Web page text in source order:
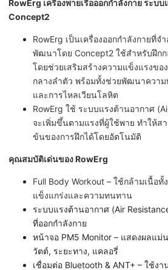
RowErg เครื่องพายเรือออกกำลังกาย ระบบ
Concept2
RowErg เป็นเครื่องออกกำลังกายที่จ
พัฒนาโดย Concept2 ใช้สำหรับฝึก
โดยช่วยเสริมสร้างความแข็งแรงข
กลางลำตัว พร้อมทั้งช่วยพัฒนาควา
และการไหลเวียนโลหิต
RowErg ใช้ ระบบแรงต้านอากาศ
จะเพิ่มขึ้นตามแรงที่ผู้ใช้พาย ทำให้ส
ข้นของการฝึกได้โดยอัตโนมัติ
คุณสมบัติเด่นของ RowErg
Full Body Workout – ใช้กล้ามเนื้อทั้
แข็งแกร่งและความทนทาน
ระบบแรงต้านอากาศ (Air
ที่ออกกำลังกาย
หน้าจอ PM5 Monitor – แสดงผลแม่
วัตต์, ระยะทาง, แคลอรี่
เชื่อมต่อ Bluetooth & ANT+ – ใช้ง